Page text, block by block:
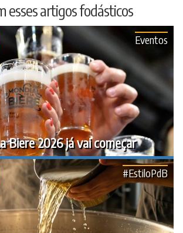
esses artigos fodásticos
Biere 2026 já vai começar
Eventos
#EstiloPdB